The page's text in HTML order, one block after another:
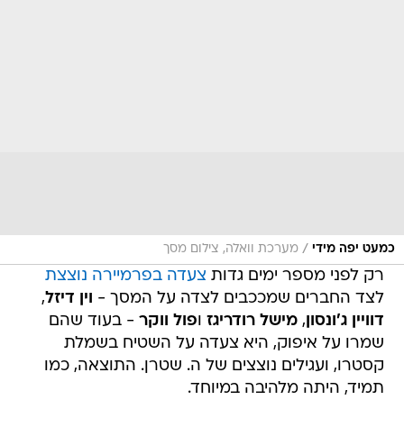
כמעט יפה מידי / מערכת וואלה, צילום מסך
רק לפני מספר ימים גדות צעדה בפרמיירה נוצצת
לצד החברים שמככבים לצדה על המסך - וין דיזל,
דוויין ג'ונסון,מישל רודריגז ופול ווקר - בעוד שהם
שמרו על איפוק, היא צעדה על השטיח בשמלת
קסטרו, ועגילים נוצצים של ה. שטרן. התוצאה, כמו
תמיד, היתה מלהיבה במיוחד.